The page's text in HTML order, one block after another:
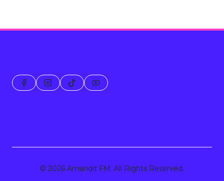
© 2026 Amandit FM. All Rights Reserved.